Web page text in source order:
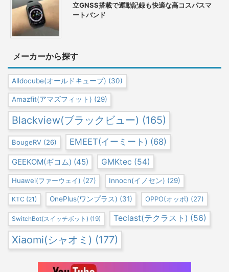
立GNSS搭載で運動記録も快適な高コスパスマ
ートバンド
メーカーから探す
Alldocube(オールドキューブ) (30)
Amazfit(アマズフィット) (29)
Blackview(ブラックビュー) (165)
BougeRV (26) EMEET(イーミート) (68)
GEEKOM(ギコム) (45) GMKtec (54)
Huawei(ファーウェイ) (27) Innocn(イノセン) (29)
KTC (21) OnePlus(ワンプラス) (31) OPPO(オッポ) (27)
SwitchBot(スイッチボット) (19) Teclast(テクラスト) (56)
Xiaomi(シャオミ) (177)